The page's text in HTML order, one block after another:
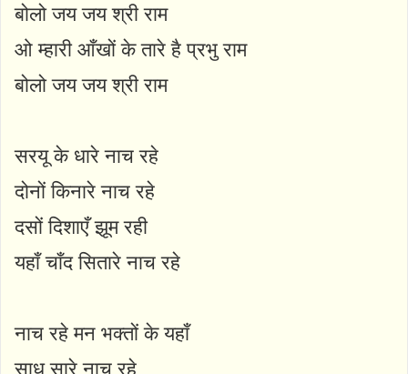
बोलो जय जय श्री राम
ओ म्हारी आँखों के तारे है प्रभु राम
बोलो जय जय श्री राम
सरयू के धारे नाच रहे
दोनों किनारे नाच रहे
दसों दिशाएँ झूम रही
यहाँ चाँद सितारे नाच रहे
नाच रहे मन भक्तों के यहाँ
साधु सारे नाच रहे